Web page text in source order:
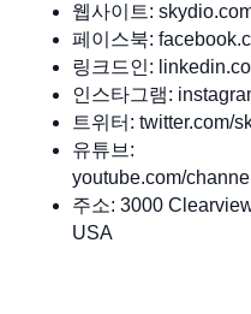
웹사이트:
페이스북:
링크드인:
인스타그램:
트위터: twitter.com/
유튜브:
youtube.com/
주소: 3000
USA​